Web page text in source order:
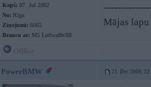
Kopš: 07. Jul 2002
No: Rīga
Ziņojumi: 6065
Braucu ar: M5 Luftwaffe/88
Mājas
PowerBMW 21. Dec 2006,